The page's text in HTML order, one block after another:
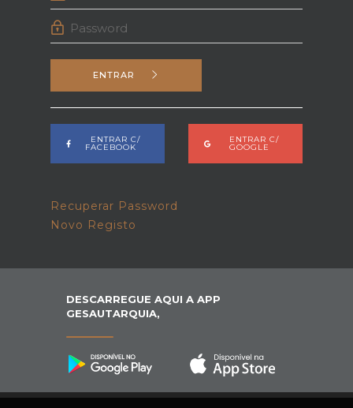
ENTRAR
ENTRAR C/
FACEBOOK
ENTRAR C/
GOOGLE
Recuperar Password
Novo Registo
DESCARREGUE AQUI A APP
GESAUTARQUIA,